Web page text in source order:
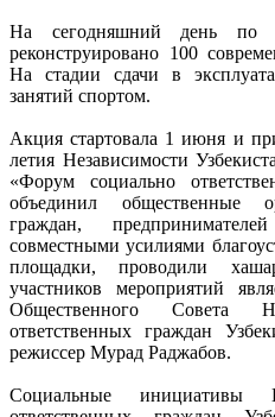
На сегодняшний день по
реконструировано 100
На стадии сдачи в
занятий спортом.
Акция стартовала 1 июня и
летия Независимости
«Форум социально
объединил общественные
граждан,
совместными усилиями
площадки, проводили
участников мероприятий
Общественного Совета
ответственных граждан
режиссер Мурад Раджабов.
Социальные